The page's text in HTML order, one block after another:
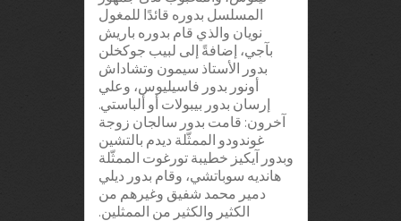
المسلسل بدوره قائدًا للمغول
نويان والذي قام بدوره باريش
بآجي، إضافةً إلى لبيب جوكخلن
بدور الأستاذ سيمون وتشاداش
أونور بدور فاسيليوس، وعلي
إرسان بدور بيبولات أو ألباستي.
آخرون: قامت بدور سالجان زوجة
غوندودو الممثّلة ديدم بالتشين
وبدور آيكيز خطيبة تورغوت الممثّلة
هانديه سوباتشي، وقام بدور ديلي
دمير محمد شفيق وغيرهم من
الكثير والكثير من الممثلين.